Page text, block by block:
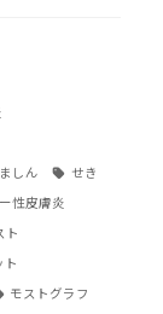
しん せき
性皮膚炎
ト
ト
モストグラフ